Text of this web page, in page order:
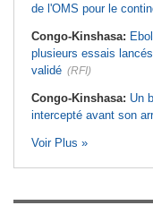
de l'OMS pour le
Congo-Kinshasa:
plusieurs essais
validé (RFI)
Congo-Kinshasa: Un
intercepté avant son
Voir Plus »